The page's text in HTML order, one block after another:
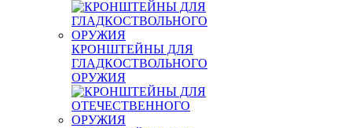
КРОНШТЕЙНЫ ДЛЯ
ГЛАДКОСТВОЛЬНОГО
ОРУЖИЯ